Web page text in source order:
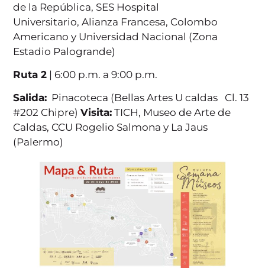
de la República, SES Hospital
Universitario, Alianza Francesa, Colombo
Americano y Universidad Nacional (Zona
Estadio Palogrande)
Ruta 2 | 6:00 p.m. a 9:00 p.m.
Salida: Pinacoteca (Bellas Artes U caldas Cl. 13
#202 Chipre)Visita: TICH, Museo de Arte de
Caldas, CCU Rogelio Salmona y La Jaus
(Palermo)